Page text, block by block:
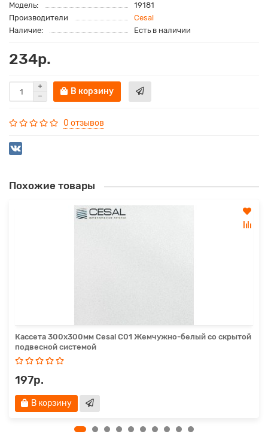
Модель:
19181
Производители
Cesal
Наличие:
Есть в наличии
234р.
В корзину
0 отзывов
Похожие товары
Кассета 300х300мм Cesal С01 Жемчужно-белый со скрытой
подвесной системой
197р.
В корзину